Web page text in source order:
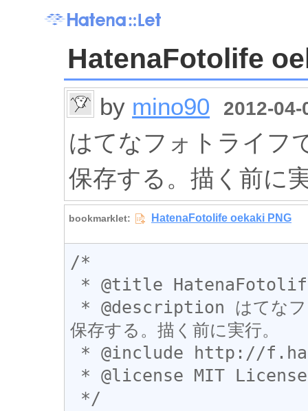
HatenaFotolife
by mino90 2012-04-
はてなフォトライフ
保存する。描く前に
/*
保存する。描く前に実行。
*/